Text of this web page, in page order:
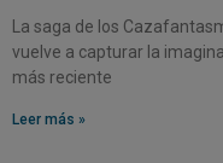
La saga de los
vuelve a capturar la
más reciente
Leer más »